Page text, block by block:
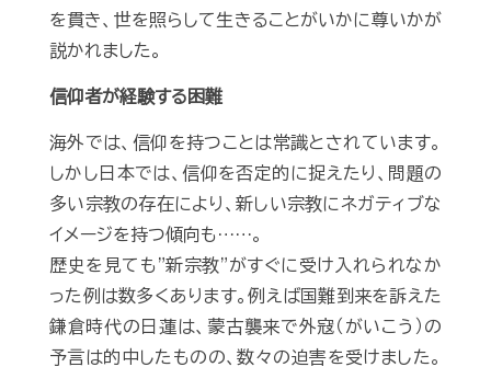
を貫き、世を照らして生きることがいかに尊いかが
説かれました。
信仰者が経験する困難
海外では、信仰を持つことは常識とされています。
しかし日本では、信仰を否定的に捉えたり、問題の
多い宗教の存在により、新しい宗教にネガティブな
イメージを持つ傾向も……。
歴史を見ても"新宗教"がすぐに受け入れられなか
った例は数多くあります。例えば国難到来を訴えた
鎌倉時代の日蓮は、蒙古襲来で外寇（がいこう）の
予言は的中したものの、数々の迫害を受けました。